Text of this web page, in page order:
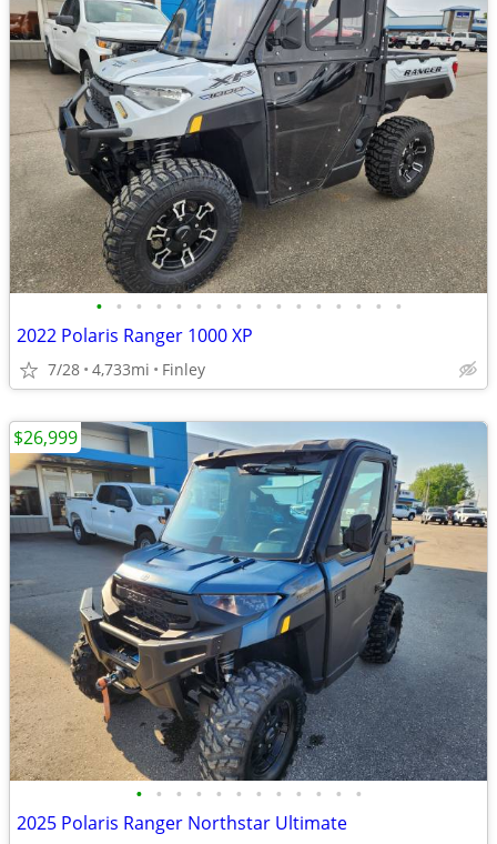
• • • • • • • • • • • • • • • •
2022 Polaris Ranger 1000 XP
7/28 4,733mi Finley
• • • • • • • • • • • •
2025 Polaris Ranger Northstar Ultimate
$26,999